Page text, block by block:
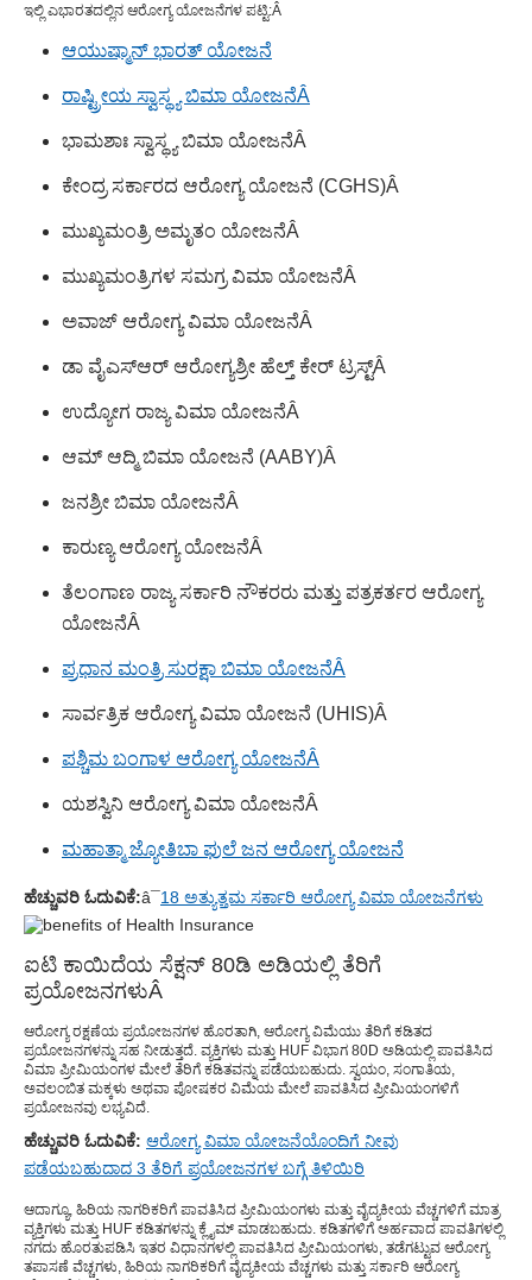
ಇಲ್ಲಿ ಎಭಾರತದಲ್ಲಿನ ಆರೋಗ್ಯ ಯೋಜನೆಗಳ ಪಟ್ಟಿ:Â
ಆಯುಷ್ಮಾನ್ ಭಾರತ್ ಯೋಜನೆ
ರಾಷ್ಟ್ರೀಯ ಸ್ವಾಸ್ಥ್ಯ ಬಿಮಾ ಯೋಜನೆÂ
ಭಾಮಶಾಃ ಸ್ವಾಸ್ಥ್ಯ ಬಿಮಾ ಯೋಜನೆÂ
ಕೇಂದ್ರ ಸರ್ಕಾರದ ಆರೋಗ್ಯ ಯೋಜನೆ (CGHS)Â
ಮುಖ್ಯಮಂತ್ರಿ ಅಮೃತಂ ಯೋಜನೆÂ
ಮುಖ್ಯಮಂತ್ರಿಗಳ ಸಮಗ್ರ ವಿಮಾ ಯೋಜನೆÂ
ಅವಾಜ್ ಆರೋಗ್ಯ ವಿಮಾ ಯೋಜನೆÂ
ಡಾ ವೈಎಸ್ಆರ್ ಆರೋಗ್ಯಶ್ರೀ ಹೆಲ್ತ್ ಕೇರ್ ಟ್ರಸ್ಟ್Â
ಉದ್ಯೋಗ ರಾಜ್ಯ ವಿಮಾ ಯೋಜನೆÂ
ಆಮ್ ಆದ್ಮಿ ಬಿಮಾ ಯೋಜನೆ (AABY)Â
ಜನಶ್ರೀ ಬಿಮಾ ಯೋಜನೆÂ
ಕಾರುಣ್ಯ ಆರೋಗ್ಯ ಯೋಜನೆÂ
ತೆಲಂಗಾಣ ರಾಜ್ಯ ಸರ್ಕಾರಿ ನೌಕರರು ಮತ್ತು ಪತ್ರಕರ್ತರ ಆರೋಗ್ಯ
ಯೋಜನೆÂ
ಪ್ರಧಾನ ಮಂತ್ರಿ ಸುರಕ್ಷಾ ಬಿಮಾ ಯೋಜನೆÂ
ಸಾರ್ವತ್ರಿಕ ಆರೋಗ್ಯ ವಿಮಾ ಯೋಜನೆ (UHIS)Â
ಪಶ್ಚಿಮ ಬಂಗಾಳ ಆರೋಗ್ಯ ಯೋಜನೆÂ
ಯಶಸ್ವಿನಿ ಆರೋಗ್ಯ ವಿಮಾ ಯೋಜನೆÂ
ಮಹಾತ್ಮಾ ಜ್ಯೋತಿಬಾ ಫುಲೆ ಜನ ಆರೋಗ್ಯ ಯೋಜನೆ
ಹೆಚ್ಚುವರಿ ಓದುವಿಕೆ:â¯18 ಅತ್ಯುತ್ತಮ ಸರ್ಕಾರಿ ಆರೋಗ್ಯ ವಿಮಾ ಯೋಜನೆಗಳು
ಐಟಿ ಕಾಯಿದೆಯ ಸೆಕ್ಷನ್ 80ಡಿ ಅಡಿಯಲ್ಲಿ ತೆರಿಗೆ
ಪ್ರಯೋಜನಗಳುÂ
ಆರೋಗ್ಯ ರಕ್ಷಣೆಯ ಪ್ರಯೋಜನಗಳ ಹೊರತಾಗಿ, ಆರೋಗ್ಯ ವಿಮೆಯು ತೆರಿಗೆ ಕಡಿತದ
ಪ್ರಯೋಜನಗಳನ್ನು ಸಹ ನೀಡುತ್ತದೆ. ವ್ಯಕ್ತಿಗಳು ಮತ್ತು HUF ವಿಭಾಗ 80D ಅಡಿಯಲ್ಲಿ ಪಾವತಿಸಿದ
ವಿಮಾ ಪ್ರೀಮಿಯಂಗಳ ಮೇಲೆ ತೆರಿಗೆ ಕಡಿತವನ್ನು ಪಡೆಯಬಹುದು. ಸ್ವಯಂ, ಸಂಗಾತಿಯ,
ಅವಲಂಬಿತ ಮಕ್ಕಳು ಅಥವಾ ಪೋಷಕರ ವಿಮೆಯ ಮೇಲೆ ಪಾವತಿಸಿದ ಪ್ರೀಮಿಯಂಗಳಿಗೆ
ಪ್ರಯೋಜನವು ಲಭ್ಯವಿದೆ.
ಹೆಚ್ಚುವರಿ ಓದುವಿಕೆ: ಆರೋಗ್ಯ ವಿಮಾ ಯೋಜನೆಯೊಂದಿಗೆ ನೀವು
ಪಡೆಯಬಹುದಾದ 3 ತೆರಿಗೆ ಪ್ರಯೋಜನಗಳ ಬಗ್ಗೆ ತಿಳಿಯಿರಿ
ಆದಾಗ್ಯೂ, ಹಿರಿಯ ನಾಗರಿಕರಿಗೆ ಪಾವತಿಸಿದ ಪ್ರೀಮಿಯಂಗಳು ಮತ್ತು ವೈದ್ಯಕೀಯ ವೆಚ್ಚಗಳಿಗೆ ಮಾತ್ರ
ವ್ಯಕ್ತಿಗಳು ಮತ್ತು HUF ಕಡಿತಗಳನ್ನು ಕ್ಲೈಮ್ ಮಾಡಬಹುದು. ಕಡಿತಗಳಿಗೆ ಅರ್ಹವಾದ ಪಾವತಿಗಳಲ್ಲಿ
ನಗದು ಹೊರತುಪಡಿಸಿ ಇತರ ವಿಧಾನಗಳಲ್ಲಿ ಪಾವತಿಸಿದ ಪ್ರೀಮಿಯಂಗಳು, ತಡೆಗಟ್ಟುವ ಆರೋಗ್ಯ
ತಪಾಸಣೆ ವೆಚ್ಚಗಳು, ಹಿರಿಯ ನಾಗರಿಕರಿಗೆ ವೈದ್ಯಕೀಯ ವೆಚ್ಚಗಳು ಮತ್ತು ಸರ್ಕಾರಿ ಆರೋಗ್ಯ